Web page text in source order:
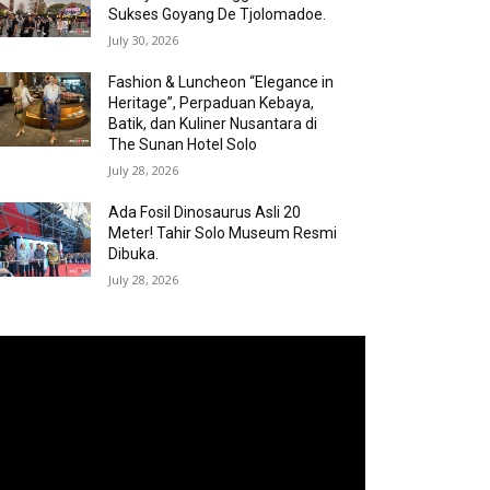
Sukses Goyang De Tjolomadoe.
July 30, 2026
Fashion & Luncheon “Elegance in
Heritage”, Perpaduan Kebaya,
Batik, dan Kuliner Nusantara di
The Sunan Hotel Solo
July 28, 2026
Ada Fosil Dinosaurus Asli 20
Meter! Tahir Solo Museum Resmi
Dibuka.
July 28, 2026